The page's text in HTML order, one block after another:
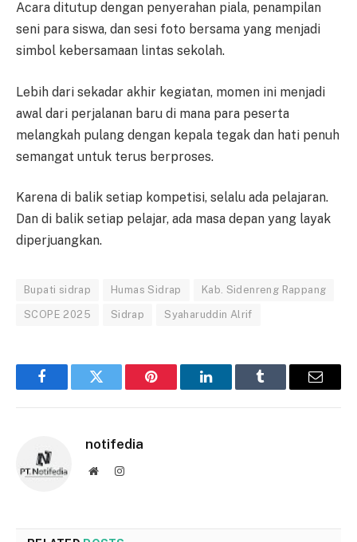
Acara ditutup dengan penyerahan piala, penampilan
seni para siswa, dan sesi foto bersama yang menjadi
simbol kebersamaan lintas sekolah.
Lebih dari sekadar akhir kegiatan, momen ini menjadi
awal dari perjalanan baru di mana para peserta
melangkah pulang dengan kepala tegak dan hati penuh
semangat untuk terus berproses.
Karena di balik setiap kompetisi, selalu ada pelajaran.
Dan di balik setiap pelajar, ada masa depan yang layak
diperjuangkan.
Bupati sidrap Humas Sidrap Kab. Sidenreng Rappang
SCOPE 2025 Sidrap Syaharuddin Alrif
FacebookTwitter Pinterest LinkedInTumblr Email
notifedia
WebsiteInstagram